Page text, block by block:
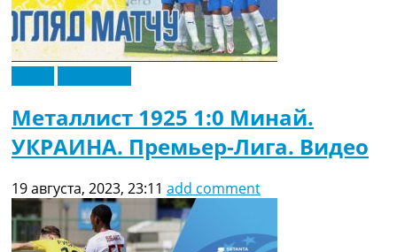
Металлист 1925 1:0 Минай.
УКРАИНА. Премьер-Лига. Видео
19 августа, 2023, 23:11 add comment